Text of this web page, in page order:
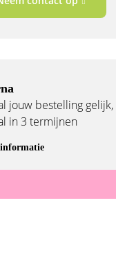
jouw bestelling
in 3 termijnen